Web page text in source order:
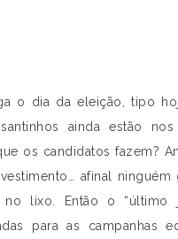
o dia da eleição, tipo
ainda estão nos
os candidatos fazem?
afinal ninguém
no lixo. Então o “último
para as campanhas